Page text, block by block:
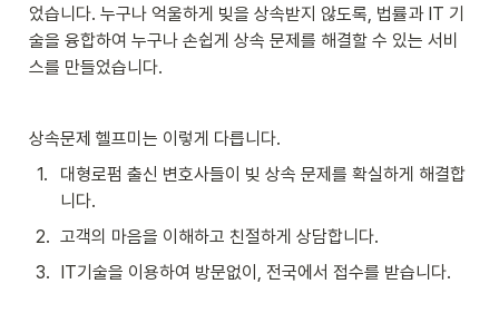
었습니다. 누구나 억울하게 빚을 상속받지 않도록, 법률과 IT 기
술을 융합하여 누구나 손쉽게 상속 문제를 해결할 수 있는 서비
스를 만들었습니다.
상속문제 헬프미는 이렇게 다릅니다.
1.
대형로펌 출신 변호사들이 빚 상속 문제를 확실하게 해결합
니다.
2. 고객의 마음을 이해하고 친절하게 상담합니다.
3. IT기술을 이용하여 방문없이, 전국에서 접수를 받습니다.